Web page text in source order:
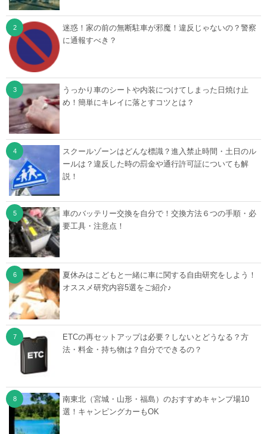
迷惑！家の前の無断駐車が邪魔！違反じゃないの？警察
に通報すべき？
うっかり車のシートや内装につけてしまった日焼け止
め！簡単にキレイに落とすコツとは？
スクールゾーンはどんな標識？進入禁止時間・土日のル
ールは？違反した時の罰金や通行許可証についても解
説！
車のバッテリー交換を自分で！交換方法６つの手順・必
要工具・注意点！
夏休みはこどもと一緒に車に関する自由研究をしよう！
オススメ研究内容5選をご紹介♪
ETCの再セットアップは必要？しないとどうなる？方
法・料金・持ち物は？自分でできるの？
南東北（宮城・山形・福島）のおすすめキャンプ場10
選！キャンピングカーもOK